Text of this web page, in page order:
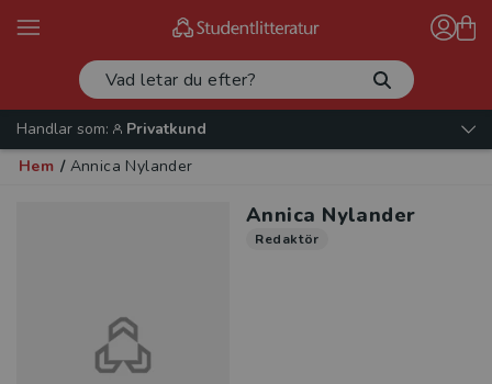
Handlar som:
Privatkund
Hem / Annica Nylander
Annica Nylander
Redaktör